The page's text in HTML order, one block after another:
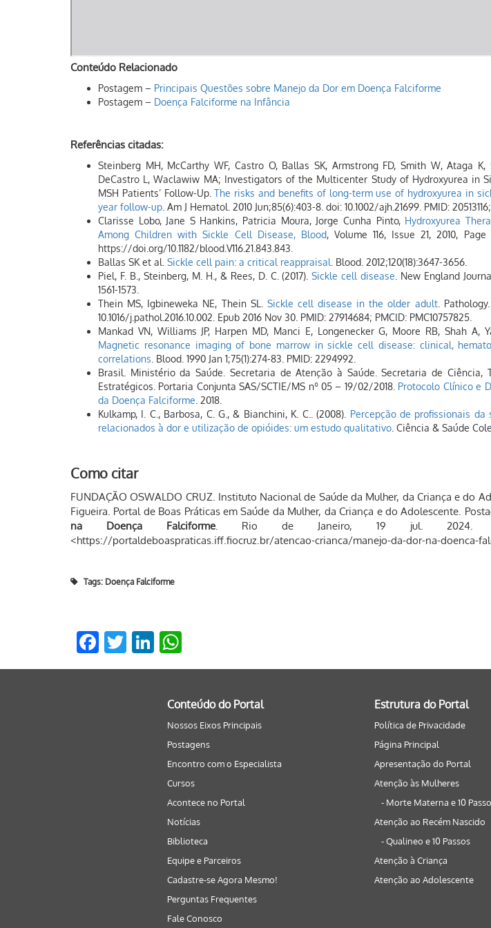
Conteúdo Relacionado
Postagem – Principais Questões sobre Manejo da Dor em Doença Falciforme
Postagem – Doença Falciforme na Infância
Referências citadas:
Steinberg MH, McCarthy WF, Castro O, Ballas SK, Armstrong FD, Smith W, Ataga K,
DeCastro L, Waclawiw MA; Investigators of the Multicenter Study of Hydroxyurea in
MSH Patients’ Follow-Up.The risks and benefits of long-term use of hydroxyurea in
year follow-up . Am J Hematol. 2010 Jun;85(6):403-8. doi: 10.1002/ajh.21699. PMID:
Clarisse Lobo, Jane S Hankins, Patricia Moura, Jorge Cunha Pinto, Hydroxyurea
Among Children with Sickle Cell Disease, Blood, Volume 116, Issue 21, 2010, Page
https://doi.org/10.1182/blood.V116.21.843.843.
Ballas SK et al. Sickle cell pain: a critical reappraisal . Blood. 2012;120(18):3647-3656.
Piel, F. B., Steinberg, M. H., & Rees, D. C. (2017).Sickle cell disease . New England
1561-1573.
Thein MS, Igbineweka NE, Thein SL. Sickle cell disease in the older adult. Pathology.
10.1016/j.pathol.2016.10.002. Epub 2016 Nov 30. PMID: 27914684; PMCID: PMC10757825.
Mankad VN, Williams JP, Harpen MD, Manci E, Longenecker G, Moore RB, Shah A,
Magnetic resonance imaging of bone marrow in sickle cell disease: clinical,
correlations . Blood. 1990 Jan 1;75(1):274-83. PMID: 2294992.
Brasil. Ministério da Saúde. Secretaria de Atenção à Saúde. Secretaria de Ciência,
Estratégicos. Portaria Conjunta SAS/SCTIE/MS nº 05 – 19/02/2018. Protocolo Clínico e
da Doença Falciforme . 2018.
Kulkamp, I. C., Barbosa, C. G., & Bianchini, K. C.. (2008). Percepção de profissionais da
relacionados à dor e utilização de opióides: um estudo qualitativo . Ciência & Saúde
Como citar
FUNDAÇÃO OSWALDO CRUZ. Instituto Nacional de Saúde da Mulher, da Criança e do
Figueira. Portal de Boas Práticas em Saúde da Mulher, da Criança e do Adolescente.
na Doença Falciforme. Rio de Janeiro, 19 jul. 2024.
<https://portaldeboaspraticas.iff.fiocruz.br/atencao-crianca/manejo-da-dor-na-doenca-
Tags: Doença Falciforme
Facebook
TwitterLinkedIn
Conteúdo do Portal
Nossos Eixos Principais
Postagens
Encontro com o Especialista
Cursos
Acontece no Portal
Notícias
Biblioteca
Equipe e Parceiros
Cadastre-se Agora Mesmo!
Perguntas Frequentes
Fale Conosco
Estrutura do Portal
Política de Privacidade
Página Principal
Apresentação do Portal
Atenção às Mulheres
- Morte Materna e 10
Atenção ao Recém Nascido
- Qualineo e 10 Passos
Atenção à Criança
Atenção ao Adolescente